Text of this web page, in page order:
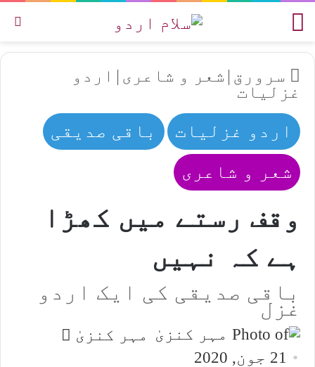
سرورق | شعر و شاعری | اردو
غزلیات
اردو غزلیات
باقی صدیقی
شعر و شاعری
وقف رستے میں کھڑا
ہے کہ نہیں
باقی صدیقی کی ایک اردو
غزل
مہر کنزیٰ
21 جون, 2020